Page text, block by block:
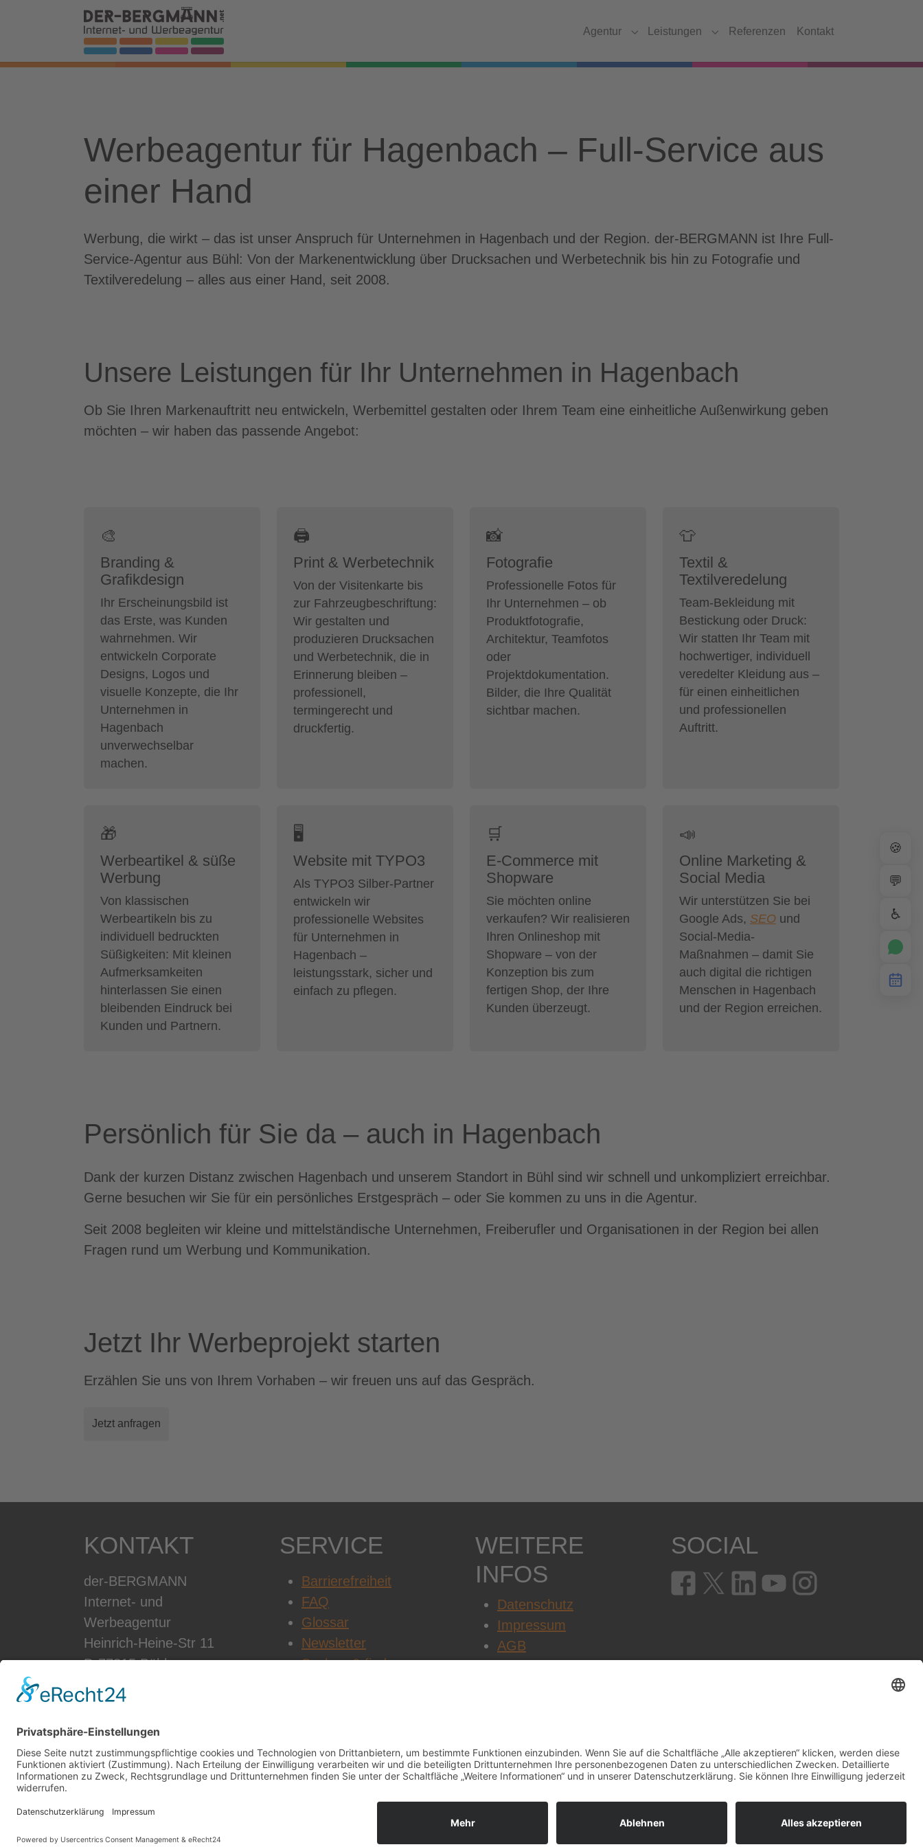
Skip to main navigation
Zum Hauptinhalt springen
Skip to page footer
Agentur
Submenu for "Agentur"
Leistungen
Submenu for "Leistungen"
Referenzen Kontakt
Werbeagentur für Hagenbach – Full-Service aus
einer Hand
Werbung, die wirkt – das ist unser Anspruch für Unternehmen in Hagenbach und der Region. der-BERGMANN ist Ihre Full-
Service-Agentur aus Bühl: Von der Markenentwicklung über Drucksachen und Werbetechnik bis hin zu Fotografie und
Textilveredelung – alles aus einer Hand, seit 2008.
Unsere Leistungen für Ihr Unternehmen in Hagenbach
Ob Sie Ihren Markenauftritt neu entwickeln, Werbemittel gestalten oder Ihrem Team eine einheitliche Außenwirkung geben
möchten – wir haben das passende Angebot:
🎨
Branding &
Grafikdesign
Ihr Erscheinungsbild ist
das Erste, was Kunden
wahrnehmen. Wir
entwickeln Corporate
Designs, Logos und
visuelle Konzepte, die Ihr
Unternehmen in
Hagenbach
unverwechselbar
machen.
🖨
Print & Werbetechnik
Von der Visitenkarte bis
zur Fahrzeugbeschriftung:
Wir gestalten und
produzieren Drucksachen
und Werbetechnik, die in
Erinnerung bleiben –
professionell,
termingerecht und
druckfertig.
📸
Fotografie
Professionelle Fotos für
Ihr Unternehmen – ob
Produktfotografie,
Architektur, Teamfotos
oder
Projektdokumentation.
Bilder, die Ihre Qualität
sichtbar machen.
👕
Textil &
Textilveredelung
Team-Bekleidung mit
Bestickung oder Druck:
Wir statten Ihr Team mit
hochwertiger, individuell
veredelter Kleidung aus –
für einen einheitlichen
und professionellen
Auftritt.
🎁
Werbeartikel & süße
Werbung
Von klassischen
Werbeartikeln bis zu
individuell bedruckten
Süßigkeiten: Mit kleinen
Aufmerksamkeiten
hinterlassen Sie einen
bleibenden Eindruck bei
Kunden und Partnern.
🖥
Website mit TYPO3
Als TYPO3 Silber-Partner
entwickeln wir
professionelle Websites
für Unternehmen in
Hagenbach –
leistungsstark, sicher und
einfach zu pflegen.
🛒
E-Commerce mit
Shopware
Sie möchten online
verkaufen? Wir realisieren
Ihren Onlineshop mit
Shopware – von der
Konzeption bis zum
fertigen Shop, der Ihre
Kunden überzeugt.
📣
Online Marketing &
Social Media
Wir unterstützen Sie bei
Google Ads, SEO und
Social-Media-
Maßnahmen – damit Sie
auch digital die richtigen
Menschen in Hagenbach
und der Region erreichen.
Persönlich für Sie da – auch in Hagenbach
Dank der kurzen Distanz zwischen Hagenbach und unserem Standort in Bühl sind wir schnell und unkompliziert erreichbar.
Gerne besuchen wir Sie für ein persönliches Erstgespräch – oder Sie kommen zu uns in die Agentur.
Seit 2008 begleiten wir kleine und mittelständische Unternehmen, Freiberufler und Organisationen in der Region bei allen
Fragen rund um Werbung und Kommunikation.
Jetzt Ihr Werbeprojekt starten
Erzählen Sie uns von Ihrem Vorhaben – wir freuen uns auf das Gespräch.
Jetzt anfragen
KONTAKT
der-BERGMANN
Internet- und
Werbeagentur
Heinrich-Heine-Str 11
D-77815 Bühl
Telefon: +49 7223 28353-0
bergmann.net
SERVICE
Barrierefreiheit
FAQ
Glossar
Newsletter
Suchen & finden
WEITERE
INFOS
Datenschutz
Impressum
AGB
SOCIAL
🍪
💬
♿